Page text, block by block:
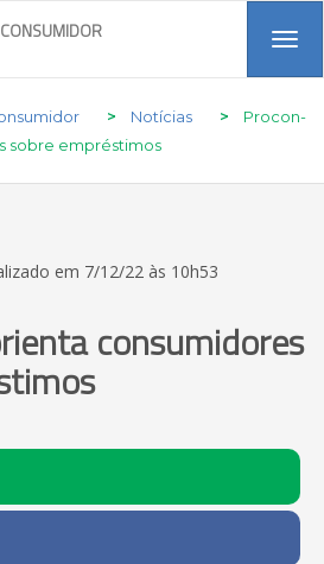
> Notícias >
Procon-
sobre empréstimos
em 7/12/22 às 10h53
consumidores